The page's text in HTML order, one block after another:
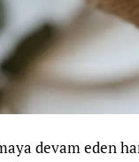
devam eden